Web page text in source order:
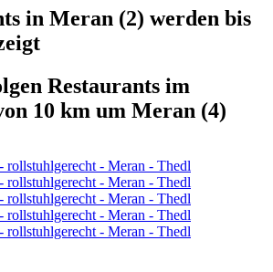
in Meran (2) werden bis
Restaurants im
10 km um Meran (4)